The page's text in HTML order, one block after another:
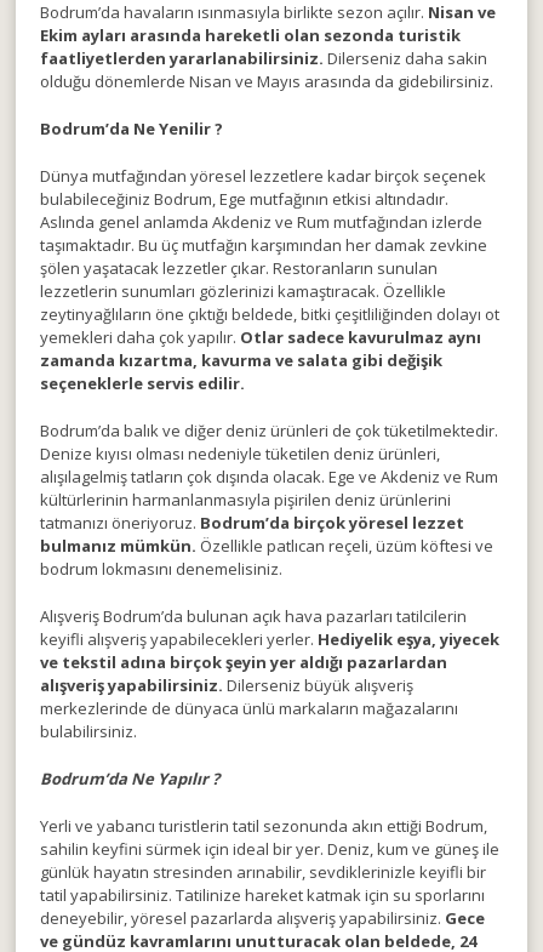
Bodrum’da havaların ısınmasıyla birlikte sezon açılır. Nisan ve
Ekim ayları arasında hareketli olan sezonda turistik
faatliyetlerden yararlanabilirsiniz. Dilerseniz daha sakin
olduğu dönemlerde Nisan ve Mayıs arasında da gidebilirsiniz.
Bodrum’da Ne Yenilir ?
Dünya mutfağından yöresel lezzetlere kadar birçok seçenek
bulabileceğiniz Bodrum, Ege mutfağının etkisi altındadır.
Aslında genel anlamda Akdeniz ve Rum mutfağından izlerde
taşımaktadır. Bu üç mutfağın karşımından her damak zevkine
şölen yaşatacak lezzetler çıkar. Restoranların sunulan
lezzetlerin sunumları gözlerinizi kamaştıracak. Özellikle
zeytinyağlıların öne çıktığı beldede, bitki çeşitliliğinden dolayı ot
yemekleri daha çok yapılır. Otlar sadece kavurulmaz aynı
zamanda kızartma, kavurma ve salata gibi değişik
seçeneklerle servis edilir.
Bodrum’da balık ve diğer deniz ürünleri de çok tüketilmektedir.
Denize kıyısı olması nedeniyle tüketilen deniz ürünleri,
alışılagelmiş tatların çok dışında olacak. Ege ve Akdeniz ve Rum
kültürlerinin harmanlanmasıyla pişirilen deniz ürünlerini
tatmanızı öneriyoruz. Bodrum’da birçok yöresel lezzet
bulmanız mümkün. Özellikle patlıcan reçeli, üzüm köftesi ve
bodrum lokmasını denemelisiniz.
Alışveriş Bodrum’da bulunan açık hava pazarları tatilcilerin
keyifli alışveriş yapabilecekleri yerler. Hediyelik eşya, yiyecek
ve tekstil adına birçok şeyin yer aldığı pazarlardan
alışveriş yapabilirsiniz. Dilerseniz büyük alışveriş
merkezlerinde de dünyaca ünlü markaların mağazalarını
bulabilirsiniz.
Bodrum’da Ne Yapılır ?
Yerli ve yabancı turistlerin tatil sezonunda akın ettiği Bodrum,
sahilin keyfini sürmek için ideal bir yer. Deniz, kum ve güneş ile
günlük hayatın stresinden arınabilir, sevdiklerinizle keyifli bir
tatil yapabilirsiniz. Tatilinize hareket katmak için su sporlarını
deneyebilir, yöresel pazarlarda alışveriş yapabilirsiniz. Gece
ve gündüz kavramlarını unutturacak olan beldede, 24